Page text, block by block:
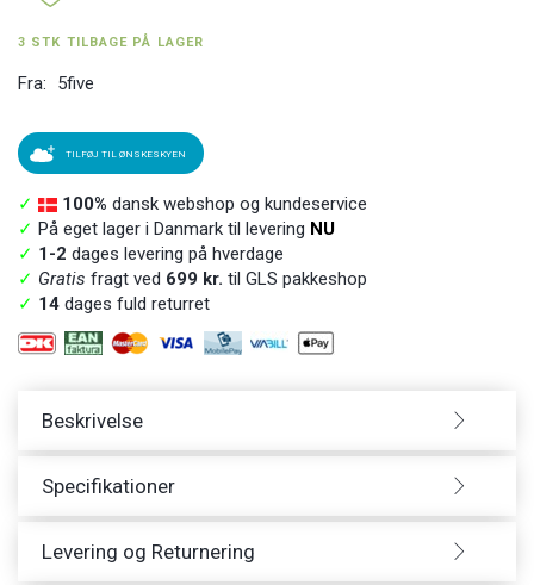
3 STK TILBAGE PÅ LAGER
Fra: 5five
TILFØJ TIL ØNSKESKYEN
✓ 100% dansk webshop og kundeservice
✓ På eget lager i Danmark til levering NU
✓ 1-2 dages levering på hverdage
✓ Gratis fragt ved 699 kr. til GLS pakkeshop
✓ 14 dages fuld returret
Beskrivelse
Specifikationer
Levering og Returnering